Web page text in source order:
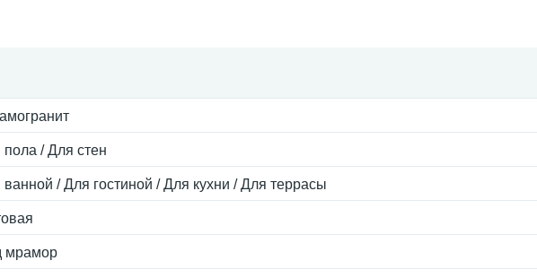
/ Для стен
/ Для гостиной / Для кухни / Для террасы
мрамор